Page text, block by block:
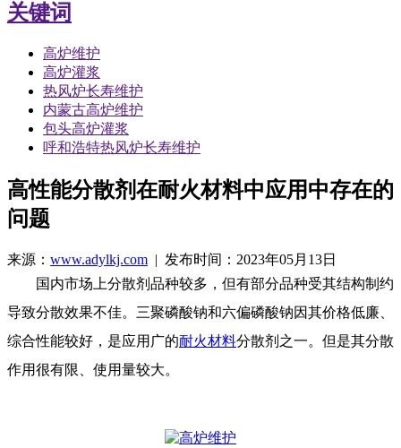
关键词
高炉维护
高炉灌浆
热风炉长寿维护
内蒙古高炉维护
包头高炉灌浆
呼和浩特热风炉长寿维护
高性能分散剂在耐火材料中应用中存在的
问题
来源： www.adylkj.com | 发布时间：2023年05月13日
国内市场上分散剂品种较多，但有部分品种受其结构制约
导致分散效果不佳。三聚磷酸钠和六偏磷酸钠因其价格低廉、
综合性能较好，是应用广的耐火材料分散剂之一。但是其分散
作用很有限、使用量较大。